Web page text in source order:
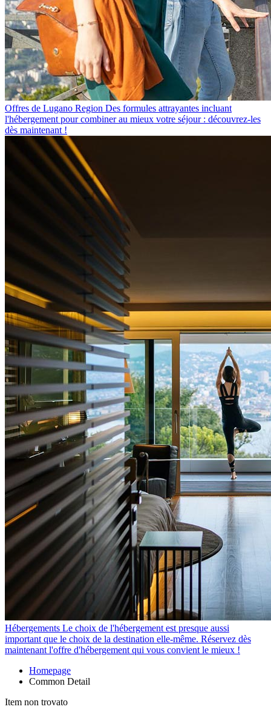
Offres de Lugano Region Des formules attrayantes incluant
l'hébergement pour combiner au mieux votre séjour : découvrez-les
dès maintenant !
Hébergements Le choix de l'hébergement est presque aussi
important que le choix de la destination elle-même. Réservez dès
maintenant l'offre d'hébergement qui vous convient le mieux !
Homepage
Common Detail
Item non trovato